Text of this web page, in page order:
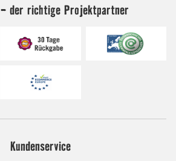
- der richtige Projektpartner
Kundenservice